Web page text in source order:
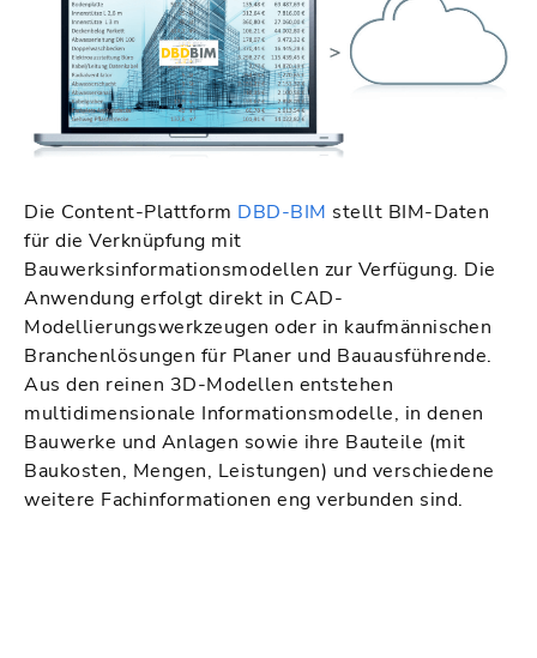
Die Content-Plattform DBD-BIM stellt BIM-Daten
für die Verknüpfung mit
Bauwerksinformationsmodellen zur Verfügung. Die
Anwendung erfolgt direkt in CAD-
Modellierungswerkzeugen oder in kaufmännischen
Branchenlösungen für Planer und Bauausführende.
Aus den reinen 3D-Modellen entstehen
multidimensionale Informationsmodelle, in denen
Bauwerke und Anlagen sowie ihre Bauteile (mit
Baukosten, Mengen, Leistungen) und verschiedene
weitere Fachinformationen eng verbunden sind.